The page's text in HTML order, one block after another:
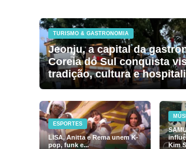
TURISMO & GASTRONOMIA
Jeonju, a capital da
Coreia do Sul conquista
tradição, cultura e
ESPORTES
LISA, Anitta e Rema unem K-
pop, funk e...
Kim